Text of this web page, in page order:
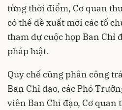
từng thời điểm, Cơ quan
có thể đề xuất mời các tổ
tham dự cuộc họp Ban Chỉ
pháp luật.
Quy chế cũng phân công
Ban Chỉ đạo, các Phó
viên Ban Chỉ đạo, Cơ quan